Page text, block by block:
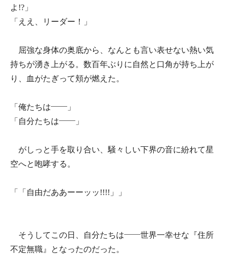
よ!?」
「ええ、リーダー！」
屈強な身体の奥底から、なんとも言い表せない熱い気
持ちが湧き上がる。数百年ぶりに自然と口角が持ち上が
り、血がたぎって頬が燃えた。
「俺たちは――」
「自分たちは――」
がしっと手を取り合い、騒々しい下界の音に紛れて星
空へと咆哮する。
「「自由だああーーッッ!!!!」」
そうしてこの日、自分たちは――世界一幸せな『住所
不定無職』となったのだった。